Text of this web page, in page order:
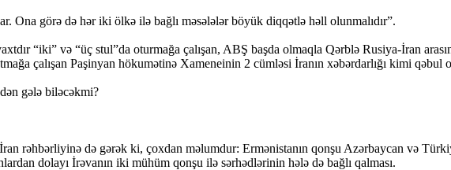
Ona görə də hər iki ölkə ilə bağlı məsələlər böyük diqqətlə həll olunmalıdır”.
“iki” və “üç stul”da oturmağa çalışan, ABŞ başda olmaqla Qərblə Rusiya-İran
çalışan Paşinyan hökumətinə Xameneinin 2 cümləsi İranın xəbərdarlığı kimi qəbul
gələ biləcəkmi?
rəhbərliyinə də gərək ki, çoxdan məlumdur: Ermənistanın qonşu Azərbaycan və
dolayı İrəvanın iki mühüm qonşu ilə sərhədlərinin hələ də bağlı qalması.